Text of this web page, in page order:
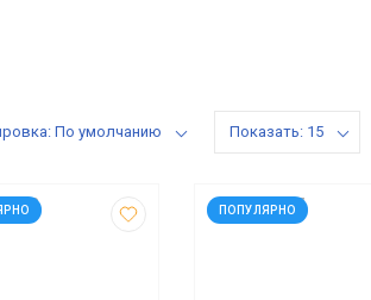
По умолчанию Показать: 15
ПОПУЛЯРНО
код: 935797